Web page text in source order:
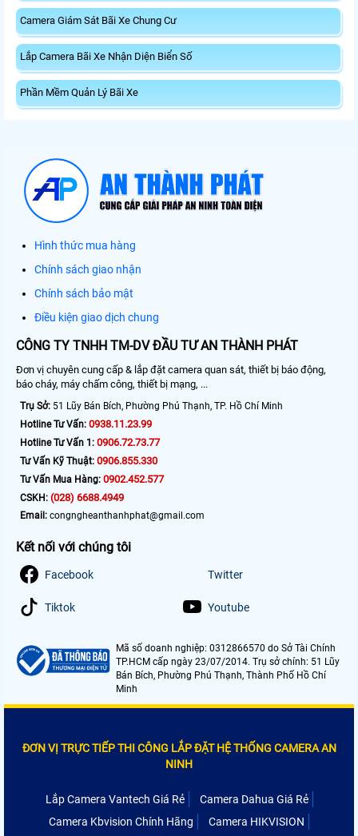
Camera Giám Sát Bãi Xe Chung Cư
Lắp Camera Bãi Xe Nhận Diện Biển Số
Phần Mềm Quản Lý Bãi Xe
Hình thức mua hàng
Chính sách giao nhận
Chính sách bảo mật
Điều kiện giao dịch chung
CÔNG TY TNHH TM-DV ĐẦU TƯ AN THÀNH PHÁT
Đơn vị chuyên cung cấp & lắp đặt camera quan sát, thiết bị báo động,
báo cháy, máy chấm công, thiết bị mạng, ...
Trụ Sở: 51 Lũy Bán Bích, Phường Phú Thạnh, TP. Hồ Chí Minh
Hotline Tư Vấn: 0938.11.23.99
Hotline Tư Vấn 1: 0906.72.73.77
Tư Vấn Kỹ Thuật: 0906.855.330
Tư Vấn Mua Hàng: 0902.452.577
CSKH: (028) 6688.4949
Email: congngheanthanhphat@gmail.com
Kết nối với chúng tôi
Facebook Twitter
Tiktok Youtube
Mã số doanh nghiệp: 0312866570 do Sở Tài Chính
TP.HCM cấp ngày 23/07/2014. Trụ sở chính: 51 Lũy
Bán Bích, Phường Phú Thạnh, Thành Phố Hồ Chí
Minh
ĐƠN VỊ TRỰC TIẾP THI CÔNG LẮP ĐẶT HỆ THỐNG CAMERA AN
NINH
Lắp Camera Vantech Giá Rẻ
Camera Dahua Giá Rẻ
Camera Kbvision Chính Hãng
Camera HIKVISION